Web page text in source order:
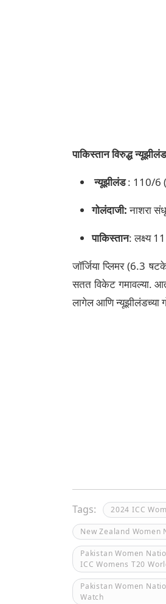
पाकिस्तान विरुद्ध
न्यूझीलंड: 110/6
गोलंदाजी:नाशरा
पाकिस्तान: लक्ष्य
जॉर्जिया प्लिमर (6.3
सतत विकेट गमावल्या.
लागेल आणि न्यूझीलंडच्या
Tags: 2024 ICC
New Zealand Women
Pakistan Women
ICC Womens T20
Pakistan Women
Watch